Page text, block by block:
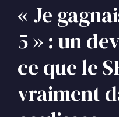
« Je
5 » : un
ce que le
vraiment